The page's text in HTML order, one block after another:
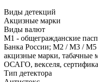
Виды детекций
Акцизные марки
Виды валют
М1 - общегражданские
Банка России; М2 / М3 / М5
акцизные марки, табачные
ОСАГО, векселя,
Тип детектора